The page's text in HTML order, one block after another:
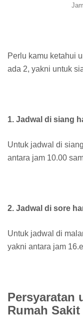
Perlu kamu ketahui
ada 2, yakni untuk
1. Jadwal di siang
Untuk jadwal di
antara jam 10.00
2. Jadwal di sore
Untuk jadwal di
yakni antara jam
Persyaratan
Rumah